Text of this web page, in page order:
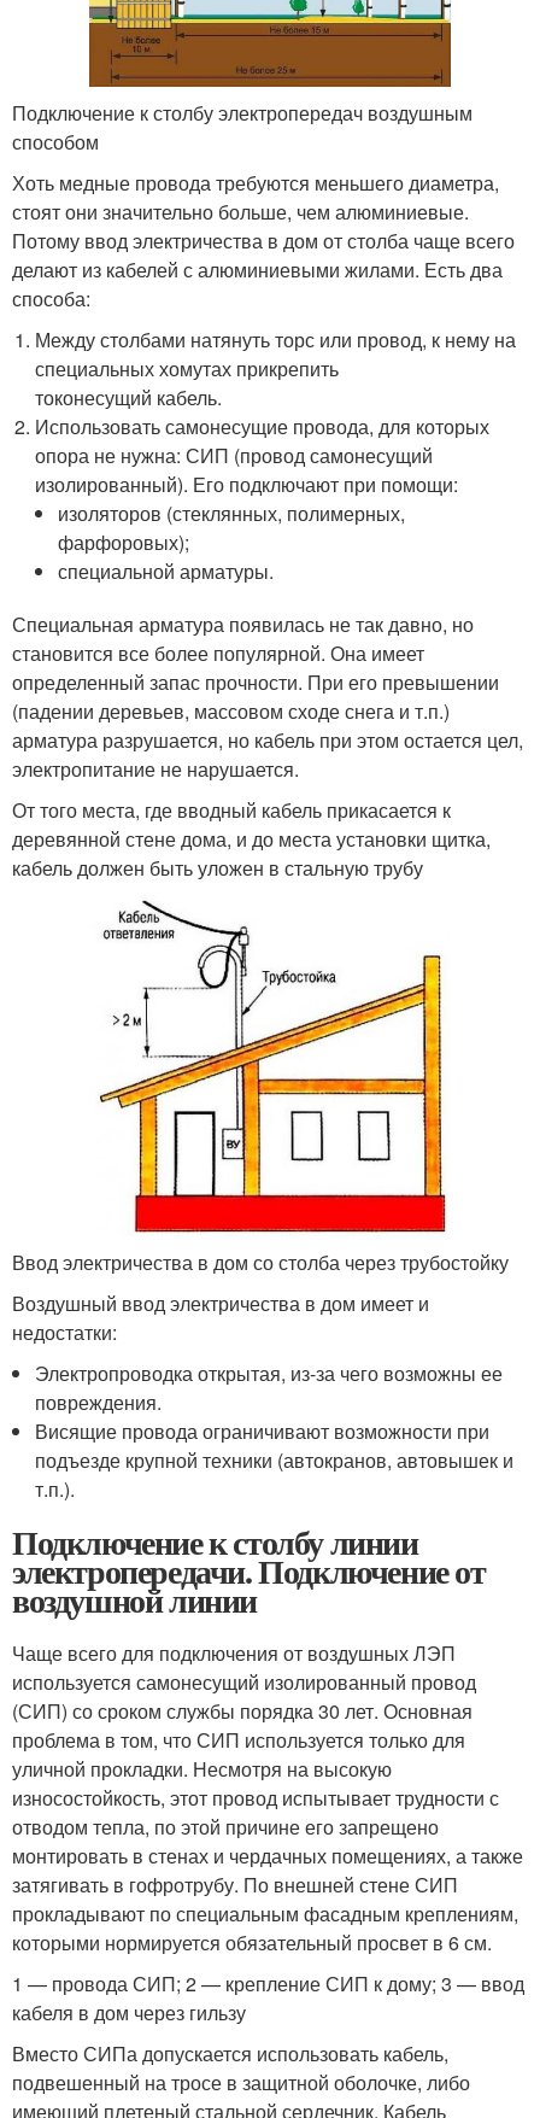
Подключение к столбу электропередач воздушным
способом
Хоть медные провода требуются меньшего диаметра,
стоят они значительно больше, чем алюминиевые.
Потому ввод электричества в дом от столба чаще всего
делают из кабелей с алюминиевыми жилами. Есть два
способа:
Между столбами натянуть торс или провод, к нему на
специальных хомутах прикрепить
токонесущий кабель.
Использовать самонесущие провода, для которых
опора не нужна: СИП (провод самонесущий
изолированный). Его подключают при помощи:
изоляторов (стеклянных, полимерных,
фарфоровых);
специальной арматуры.
Специальная арматура появилась не так давно, но
становится все более популярной. Она имеет
определенный запас прочности. При его превышении
(падении деревьев, массовом сходе снега и т.п.)
арматура разрушается, но кабель при этом остается цел,
электропитание не нарушается.
От того места, где вводный кабель прикасается к
деревянной стене дома, и до места установки щитка,
кабель должен быть уложен в стальную трубу
Ввод электричества в дом со столба через трубостойку
Воздушный ввод электричества в дом имеет и
недостатки:
Электропроводка открытая, из-за чего возможны ее
повреждения.
Висящие провода ограничивают возможности при
подъезде крупной техники (автокранов, автовышек и
т.п.).
Подключение к столбу линии
электропередачи. Подключение от
воздушной линии
Чаще всего для подключения от воздушных ЛЭП
используется самонесущий изолированный провод
(СИП) со сроком службы порядка 30 лет. Основная
проблема в том, что СИП используется только для
уличной прокладки. Несмотря на высокую
износостойкость, этот провод испытывает трудности с
отводом тепла, по этой причине его запрещено
монтировать в стенах и чердачных помещениях, а также
затягивать в гофротрубу. По внешней стене СИП
прокладывают по специальным фасадным креплениям,
которыми нормируется обязательный просвет в 6 см.
1 — провода СИП; 2 — крепление СИП к дому; 3 — ввод
кабеля в дом через гильзу
Вместо СИПа допускается использовать кабель,
подвешенный на тросе в защитной оболочке, либо
имеющий плетеный стальной сердечник. Кабель